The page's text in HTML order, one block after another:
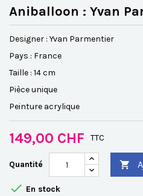
Aniballoon : Yvan
Designer : Yvan Parmentier
Pays : France
Taille : 14 cm
Pièce unique
Peinture acrylique
149,00 CHF TTC
Quantité 
 En stock